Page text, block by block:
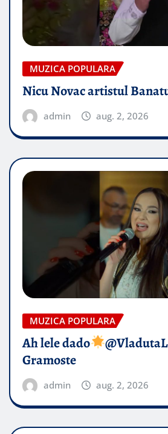
MUZICA POPULARA
Nicu Novac artistul
admin aug. 2, 2026
MUZICA POPULARA
Ah lele dado​
Gramoste
admin aug. 2, 2026